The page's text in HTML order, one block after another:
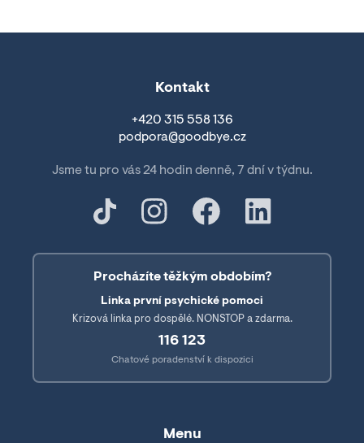
Kontakt
+420 315 558 136
podpora@goodbye.cz
Jsme tu pro vás 24 hodin denně, 7 dní v týdnu.
Procházíte těžkým obdobím?
Linka první psychické pomoci
Krizová linka pro dospělé. NONSTOP a zdarma.
116 123
Chatové poradenství k dispozici
Menu